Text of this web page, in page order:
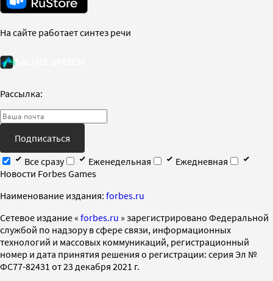
На сайте работает синтез речи
Рассылка:
Подписаться
Все сразу
Еженедельная
Ежедневная
Новости Forbes Games
Наименование издания: forbes.ru
Cетевое издание « forbes.ru » зарегистрировано Федеральной
службой по надзору в сфере связи, информационных
технологий и массовых коммуникаций, регистрационный
номер и дата принятия решения о регистрации: серия Эл №
ФС77-82431 от 23 декабря 2021 г.